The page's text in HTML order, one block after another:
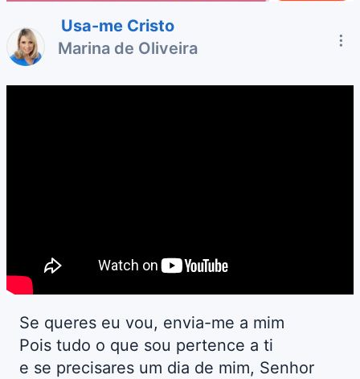
Usa-me Cristo
Marina de Oliveira
Se queres eu vou, envia-me a mim
Pois tudo o que sou pertence a ti
e se precisares um dia de mim, Senhor